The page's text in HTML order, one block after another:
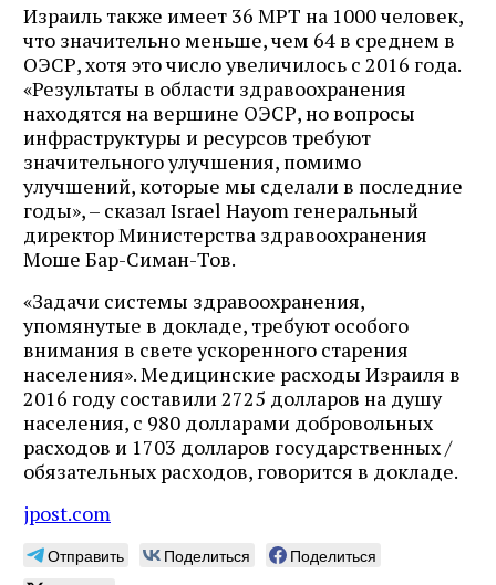
Израиль также имеет 36 МРТ на 1000 человек,
что значительно меньше, чем 64 в среднем в
ОЭСР, хотя это число увеличилось с 2016 года.
«Результаты в области здравоохранения
находятся на вершине ОЭСР, но вопросы
инфраструктуры и ресурсов требуют
значительного улучшения, помимо
улучшений, которые мы сделали в последние
годы», – сказал Israel Hayom генеральный
директор Министерства здравоохранения
Моше Бар-Симан-Тов.
«Задачи системы здравоохранения,
упомянутые в докладе, требуют особого
внимания в свете ускоренного старения
населения». Медицинские расходы Израиля в
2016 году составили 2725 долларов на душу
населения, с 980 долларами добровольных
расходов и 1703 долларов государственных /
обязательных расходов, говорится в докладе.
jpost.com
Отправить Поделиться
Поделиться